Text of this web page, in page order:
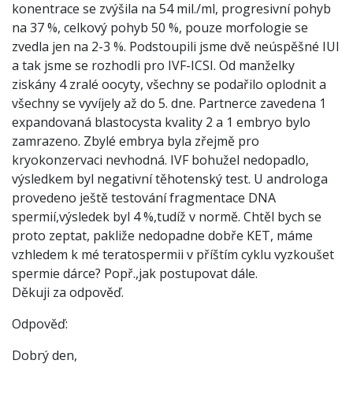
konentrace se zvýšila na 54 mil./ml, progresivní pohyb
na 37 %, celkový pohyb 50 %, pouze morfologie se
zvedla jen na 2-3 %. Podstoupili jsme dvě neúspěšné IUI
a tak jsme se rozhodli pro IVF-ICSI. Od manželky
ziskány 4 zralé oocyty, všechny se podařilo oplodnit a
všechny se vyvíjely až do 5. dne. Partnerce zavedena 1
expandovaná blastocysta kvality 2 a 1 embryo bylo
zamrazeno. Zbylé embrya byla zřejmě pro
kryokonzervaci nevhodná. IVF bohužel nedopadlo,
výsledkem byl negativní těhotenský test. U androloga
provedeno ještě testování fragmentace DNA
spermií,výsledek byl 4 %,tudíž v normě. Chtěl bych se
proto zeptat, pakliže nedopadne dobře KET, máme
vzhledem k mé teratospermii v příštím cyklu vyzkoušet
spermie dárce? Popř.,jak postupovat dále.
Děkuji za odpověď.
Odpověď:
Dobrý den,